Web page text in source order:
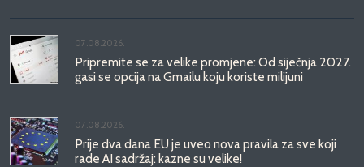
07.08.2026.
Pripremite se za velike promjene: Od siječnja 2027.
gasi se opcija na Gmailu koju koriste milijuni
07.08.2026.
Prije dva dana EU je uveo nova pravila za sve koji
rade AI sadržaj: kazne su velike!